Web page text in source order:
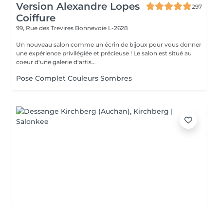
Version Alexandre Lopes
Coiffure
297
99, Rue des Trevires Bonnevoie L-2628
Un nouveau salon comme un écrin de bijoux pour vous donner
une expérience privilégiée et précieuse ! Le salon est situé au
coeur d'une galerie d'artis...
Pose Complet Couleurs Sombres